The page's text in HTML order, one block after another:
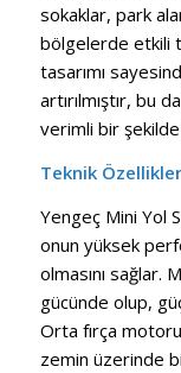
sokaklar, park
bölgelerde etkili
tasarımı
artırılmıştır, bu
verimli bir şekilde
Teknik Özellikler
Yengeç Mini Yol
onun yüksek
olmasını sağlar.
gücünde olup,
Orta fırça
zemin üzerinde